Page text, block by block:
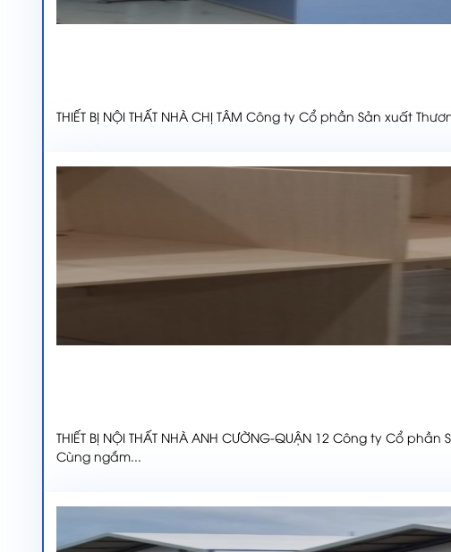
THIẾT BỊ NỘI THẤT NHÀ CHỊ TÂM Công ty Cổ phần Sản
THIẾT BỊ NỘI THẤT NHÀ ANH CƯỜNG-QUẬN 12 Công ty Cổ
Cùng ngắm...